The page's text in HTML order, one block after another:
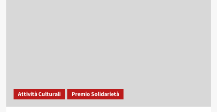
Attività Culturali Premio Solidarietà